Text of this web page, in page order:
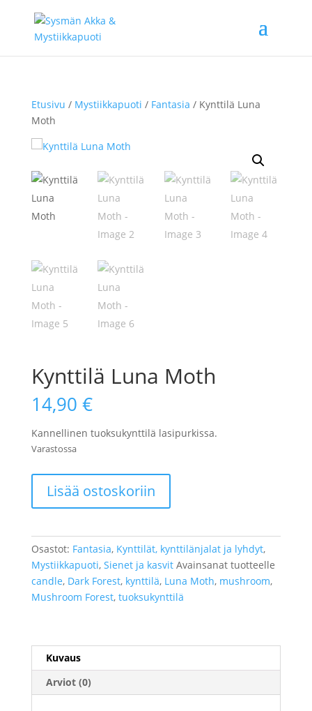
Etusivu / Mystiikkapuoti / Fantasia / Kynttilä Luna
Moth
Kynttilä Luna Moth
14,90 €
Kannellinen tuoksukynttilä lasipurkissa.
Varastossa
Luna
Moth
Lisää ostoskoriin
Osastot: Fantasia, Kynttilät, kynttilänjalat ja lyhdyt,
Mystiikkapuoti, Sienet ja kasvit Avainsanat tuotteelle
candle, Dark Forest, kynttilä, Luna Moth, mushroom,
Mushroom Forest, tuoksukynttilä
Kuvaus
Arviot (0)